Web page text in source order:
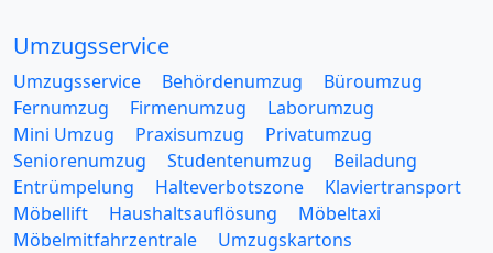
Umzugsservice
Umzugsservice Behördenumzug
Büroumzug
Fernumzug
Firmenumzug
Laborumzug
Mini Umzug
Praxisumzug
Privatumzug
Seniorenumzug
Studentenumzug
Beiladung
Entrümpelung
Halteverbotszone
Klaviertransport
Möbellift
Haushaltsauflösung
Möbeltaxi
Möbelmitfahrzentrale
Umzugskartons